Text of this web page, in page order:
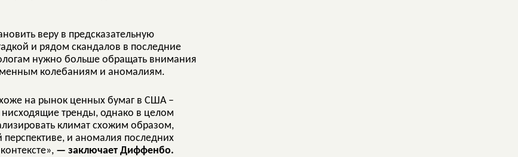
веру в предсказательную
и рядом скандалов в последние
нужно больше обращать внимания
колебаниям и аномалиям.
на рынок ценных бумаг в США –
тренды, однако в целом
климат схожим образом,
и аномалия последних
— заключает Диффенбо.